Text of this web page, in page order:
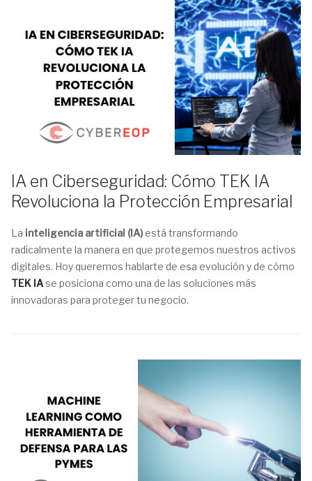
IA en Ciberseguridad: Cómo TEK IA
Revoluciona la Protección Empresarial
La inteligencia artificial (IA) está transformando
radicalmente la manera en que protegemos nuestros activos
digitales. Hoy queremos hablarte de esa evolución y de cómo
TEK IA se posiciona como una de las soluciones más
innovadoras para proteger tu negocio.